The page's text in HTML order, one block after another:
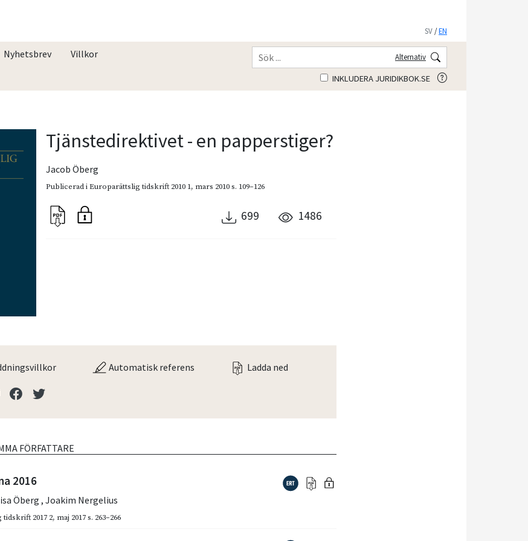
SV /EN
Nyhetsbrev Villkor Alternativ
INKLUDERA JURIDIKBOK.SE
Tjänstedirektivet - en papperstiger?
Jacob Öberg
Publicerad iEuroparättslig tidskrift 2010 1, mars 2010s. 109–126
699 1486
Automatisk referens Ladda ned
FÖRFATTARE
2016
Öberg,Joakim Nergelius
2017 2, maj 2017 s. 263–266